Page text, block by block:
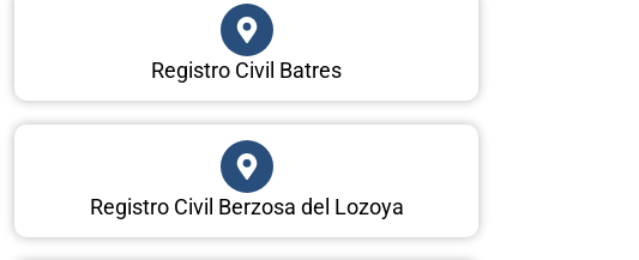
Registro Civil Batres
Registro Civil Berzosa del Lozoya